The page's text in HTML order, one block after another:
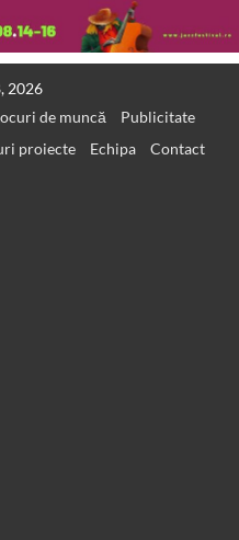
2026
de muncă
Publicitate
proiecte Echipa Contact